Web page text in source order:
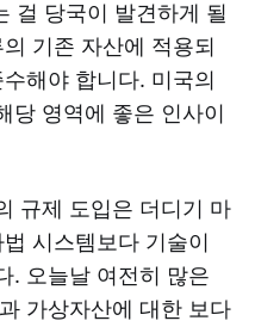
걸 당국이 발견하게 될
기존 자산에 적용되
해야 합니다. 미국의
당 영역에 좋은 인사이
규제 도입은 더디기 마
시스템보다 기술이
. 오늘날 여전히 많은
가상자산에 대한 보다